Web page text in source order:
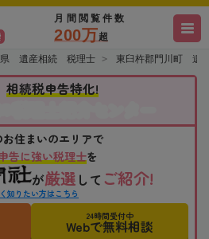
月間閲覧件数
200万超
県 遺産相続 税理士 東臼杵郡門川町 遺
相続税申告特化!
お住まいのエリアで
告に強い税理士を
が厳選 して ご紹介!
知りたい方はこちら
24時間受付中
Webで無料相談